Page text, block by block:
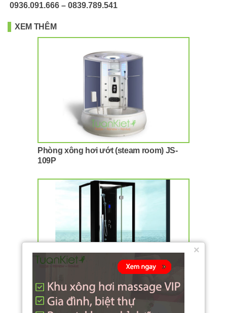
×
0936.091.666 – 0839.789.541
XEM THÊM
Phòng xông hơi ướt (steam room) JS-
109P
Phòng ông hơi ướt (steam room) K021